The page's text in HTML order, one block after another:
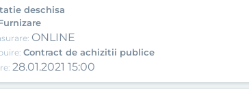
deschisa
ONLINE
Contract de achizitii publice
28.01.2021 15:00